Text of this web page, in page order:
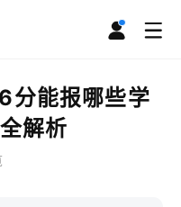
能报哪些学
解析